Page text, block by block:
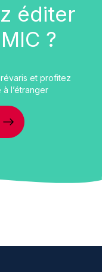
éditer
?
et profitez
l’étranger